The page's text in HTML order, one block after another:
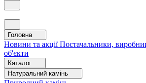
Головна
Новини та акціїПостачальники,
об'єкти
Каталог
Натуральний камінь